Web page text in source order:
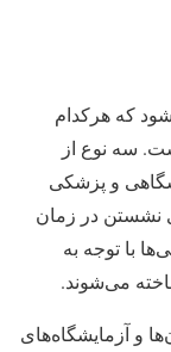
که هرکدام
سه نوع از
و پزشکی
نشستن در زمان
با توجه به
می‌شوند.
و آزمایشگاه‌های